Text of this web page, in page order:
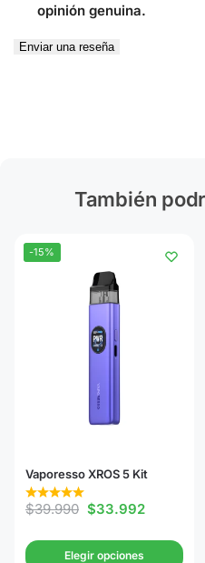
opinión genuina.
Enviar una reseña
También
-15%
Vaporesso XROS 5 Kit
$39.990 $33.992
Elegir opciones